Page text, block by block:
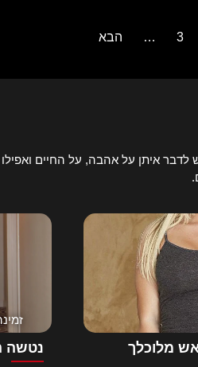
3
… הבא
איתן על אהבה, על החיים
מלוכלך נטשה